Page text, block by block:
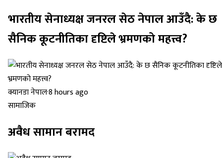
भारतीय सेनाध्यक्ष जनरल सेठ नेपाल आउँदै: के छ
सैनिक कूटनीतिका दृष्टिले भ्रमणको महत्त्व?
क्यानडा नेपाल·8 hours ago
सामाजिक
अवैध सामान बरामद